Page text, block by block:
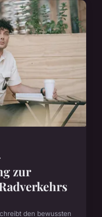
zur
den bewussten